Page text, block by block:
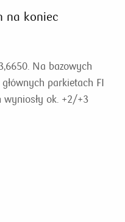
na koniec
Na bazowych
parkietach FI
ok. +2/+3